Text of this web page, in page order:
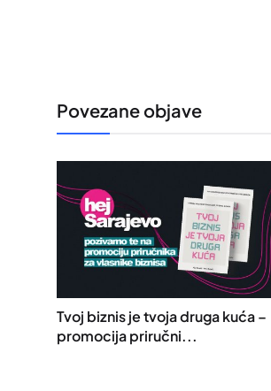
Povezane objave
Tvoj biznis je tvoja druga kuća –
promocija priručni...